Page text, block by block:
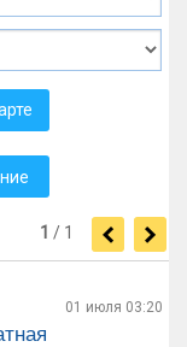
01 июля 03:20
1 / 1 < >